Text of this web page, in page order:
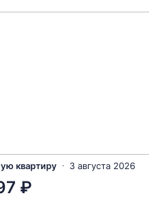
квартиру 3 августа 2026
₽